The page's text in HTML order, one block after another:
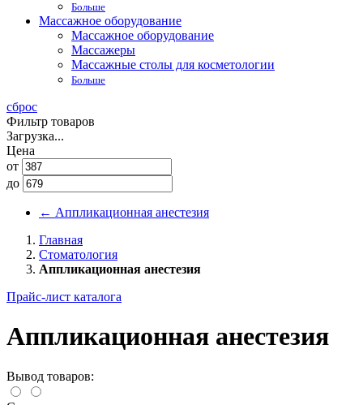
Больше
Массажное оборудование
Массажное оборудование
Массажеры
Массажные столы для косметологии
Больше
сброс
Фильтр товаров
Загрузка...
Цена
от
до
← Аппликационная анестезия
Главная
Стоматология
Аппликационная анестезия
Прайс-лист каталога
Аппликационная анестезия
Вывод товаров: